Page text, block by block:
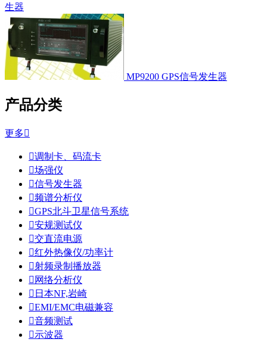
生器
MP9200 GPS信号发生器
产品分类
更多
调制卡、码流卡
场强仪
信号发生器
频谱分析仪
GPS北斗卫星信号系统
安规测试仪
交直流电源
红外热像仪/功率计
射频录制播放器
 网络分析仪
 日本NF,岩崎
EMI/EMC电磁兼容
音频测试
示波器